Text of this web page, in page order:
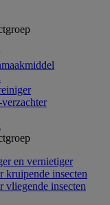
en vernietiger
kruipende insecten
vliegende insecten